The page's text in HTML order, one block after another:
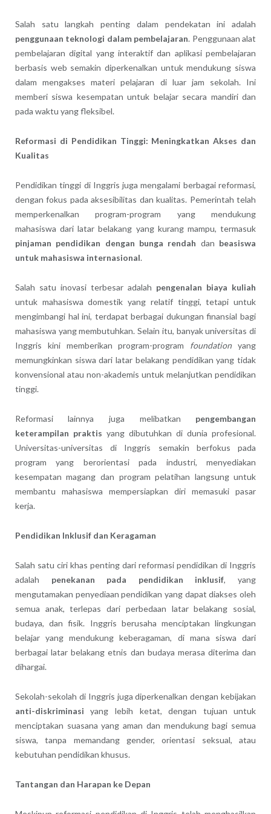
Salah satu langkah penting dalam pendekatan ini adalah
penggunaan teknologi dalam pembelajaran. Penggunaan alat
pembelajaran digital yang interaktif dan aplikasi pembelajaran
berbasis web semakin diperkenalkan untuk mendukung siswa
dalam mengakses materi pelajaran di luar jam sekolah. Ini
memberi siswa kesempatan untuk belajar secara mandiri dan
pada waktu yang fleksibel.
Reformasi di Pendidikan Tinggi: Meningkatkan Akses dan
Kualitas
Pendidikan tinggi di Inggris juga mengalami berbagai reformasi,
dengan fokus pada aksesibilitas dan kualitas. Pemerintah telah
memperkenalkan program-program yang mendukung
mahasiswa dari latar belakang yang kurang mampu, termasuk
pinjaman pendidikan dengan bunga rendah dan beasiswa
untuk mahasiswa internasional.
Salah satu inovasi terbesar adalah pengenalan biaya kuliah
untuk mahasiswa domestik yang relatif tinggi, tetapi untuk
mengimbangi hal ini, terdapat berbagai dukungan finansial bagi
mahasiswa yang membutuhkan. Selain itu, banyak universitas di
Inggris kini memberikan program-program foundation yang
memungkinkan siswa dari latar belakang pendidikan yang tidak
konvensional atau non-akademis untuk melanjutkan pendidikan
tinggi.
Reformasi lainnya juga melibatkan pengembangan
keterampilan praktis yang dibutuhkan di dunia profesional.
Universitas-universitas di Inggris semakin berfokus pada
program yang berorientasi pada industri, menyediakan
kesempatan magang dan program pelatihan langsung untuk
membantu mahasiswa mempersiapkan diri memasuki pasar
kerja.
Pendidikan Inklusif dan Keragaman
Salah satu ciri khas penting dari reformasi pendidikan di Inggris
adalah penekanan pada pendidikan inklusif, yang
mengutamakan penyediaan pendidikan yang dapat diakses oleh
semua anak, terlepas dari perbedaan latar belakang sosial,
budaya, dan fisik. Inggris berusaha menciptakan lingkungan
belajar yang mendukung keberagaman, di mana siswa dari
berbagai latar belakang etnis dan budaya merasa diterima dan
dihargai.
Sekolah-sekolah di Inggris juga diperkenalkan dengan kebijakan
anti-diskriminasi yang lebih ketat, dengan tujuan untuk
menciptakan suasana yang aman dan mendukung bagi semua
siswa, tanpa memandang gender, orientasi seksual, atau
kebutuhan pendidikan khusus.
Tantangan dan Harapan ke Depan